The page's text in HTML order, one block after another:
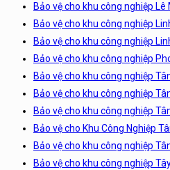
Bảo vệ cho khu công nghiệp Lê
Bảo vệ cho khu công nghiệp
Bảo vệ cho khu công nghiệp
Bảo vệ cho khu công nghiệp
Bảo vệ cho khu công nghiệp
Bảo vệ cho khu công nghiệp
Bảo vệ cho khu công nghiệp
Bảo vệ cho Khu Công Nghiệp
Bảo vệ cho khu công nghiệp
Bảo vệ cho khu công nghiệp